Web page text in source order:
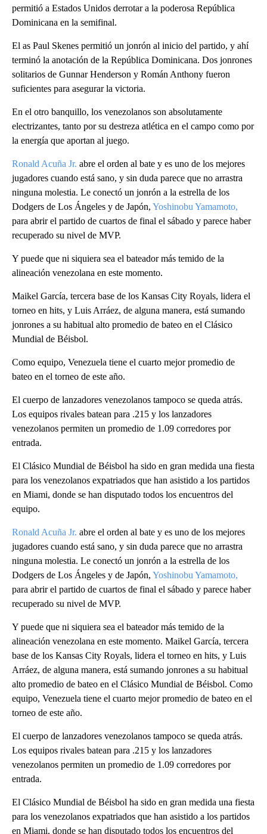
permitió a Estados Unidos derrotar a la poderosa República
Dominicana en la semifinal.
El as Paul Skenes permitió un jonrón al inicio del partido, y ahí
terminó la anotación de la República Dominicana. Dos jonrones
solitarios de Gunnar Henderson y Román Anthony fueron
suficientes para asegurar la victoria.
En el otro banquillo, los venezolanos son absolutamente
electrizantes, tanto por su destreza atlética en el campo como por
la energía que aportan al juego.
Ronald Acuña Jr. abre el orden al bate y es uno de los mejores
jugadores cuando está sano, y sin duda parece que no arrastra
ninguna molestia. Le conectó un jonrón a la estrella de los
Dodgers de Los Ángeles y de Japón, Yoshinobu Yamamoto,
para abrir el partido de cuartos de final el sábado y parece haber
recuperado su nivel de MVP.
Y puede que ni siquiera sea el bateador más temido de la
alineación venezolana en este momento.
Maikel García, tercera base de los Kansas City Royals, lidera el
torneo en hits, y Luis Arráez, de alguna manera, está sumando
jonrones a su habitual alto promedio de bateo en el Clásico
Mundial de Béisbol.
Como equipo, Venezuela tiene el cuarto mejor promedio de
bateo en el torneo de este año.
El cuerpo de lanzadores venezolanos tampoco se queda atrás.
Los equipos rivales batean para .215 y los lanzadores
venezolanos permiten un promedio de 1.09 corredores por
entrada.
El Clásico Mundial de Béisbol ha sido en gran medida una fiesta
para los venezolanos expatriados que han asistido a los partidos
en Miami, donde se han disputado todos los encuentros del
equipo.
Ronald Acuña Jr. abre el orden al bate y es uno de los mejores
jugadores cuando está sano, y sin duda parece que no arrastra
ninguna molestia. Le conectó un jonrón a la estrella de los
Dodgers de Los Ángeles y de Japón, Yoshinobu Yamamoto,
para abrir el partido de cuartos de final el sábado y parece haber
recuperado su nivel de MVP.
Y puede que ni siquiera sea el bateador más temido de la
alineación venezolana en este momento. Maikel García, tercera
base de los Kansas City Royals, lidera el torneo en hits, y Luis
Arráez, de alguna manera, está sumando jonrones a su habitual
alto promedio de bateo en el Clásico Mundial de Béisbol. Como
equipo, Venezuela tiene el cuarto mejor promedio de bateo en el
torneo de este año.
El cuerpo de lanzadores venezolanos tampoco se queda atrás.
Los equipos rivales batean para .215 y los lanzadores
venezolanos permiten un promedio de 1.09 corredores por
entrada.
El Clásico Mundial de Béisbol ha sido en gran medida una fiesta
para los venezolanos expatriados que han asistido a los partidos
en Miami, donde se han disputado todos los encuentros del